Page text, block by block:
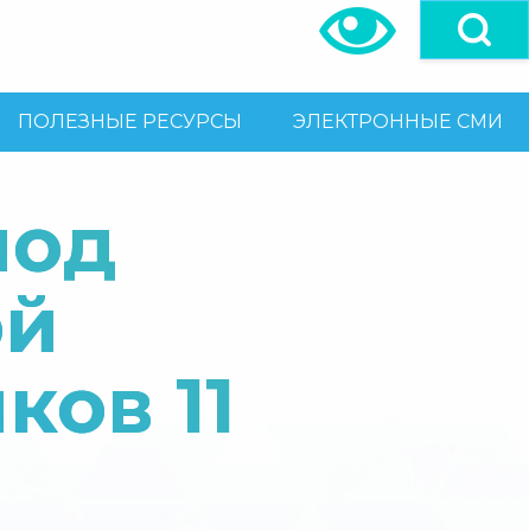
ПОЛЕЗНЫЕ РЕСУРСЫ ЭЛЕКТРОННЫЕ СМИ
11